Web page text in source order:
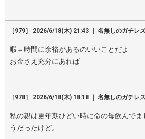
［979］ 2026/6/18(木) 21:43 ｜ 名無しのガチレ
暇＝時間に余裕があるのいいことだよ
お金さえ充分にあれば
［978］ 2026/6/18(木) 18:18 ｜ 名無しのガチレ
私の親は更年期ひどい時に命の母飲んで
うだったけど。